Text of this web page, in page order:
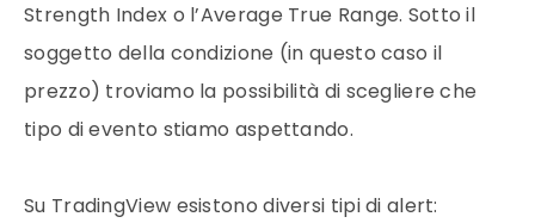
Strength Index o l’Average True Range. Sotto il
soggetto della condizione (in questo caso il
prezzo) troviamo la possibilità di scegliere che
tipo di evento stiamo aspettando.
Su TradingView esistono diversi tipi di alert: